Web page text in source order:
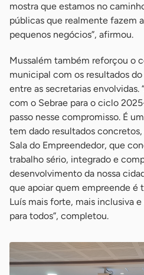
mostra que estamos no
públicas que realmente fazem
pequenos negócios”, afirmou.
Mussalém também reforçou o
municipal com os resultados
entre as secretarias envolvidas.
com o Sebrae para o ciclo
passo nesse compromisso. É
tem dado resultados
Sala do Empreendedor, que
trabalho sério, integrado e
desenvolvimento da nossa
que apoiar quem empreende é
Luís mais forte, mais inclusiva
para todos”, completou.